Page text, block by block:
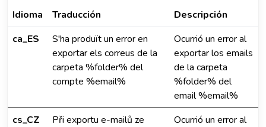
Idioma Traducción
Descripción
ca_ES
S'ha produït un error en
exportar els correus de la
carpeta %folder% del
compte %email%
Ocurrió un error al
exportar los emails
de la carpeta
%folder% del
email %email%
cs_CZ
Při exportu e-mailů ze
Ocurrió un error al